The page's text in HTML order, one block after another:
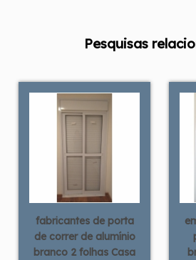
Pesquisas
fabricantes de porta
de correr de alumínio
branco 2 folhas Casa